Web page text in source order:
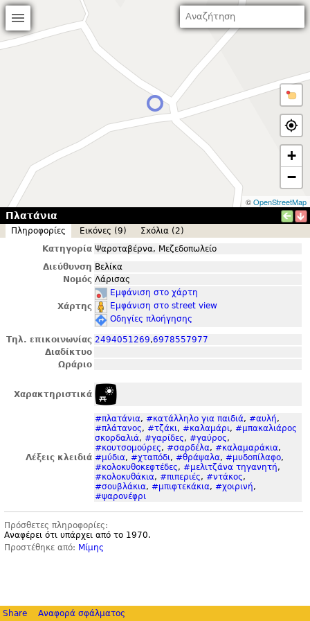
+
−
©OpenStreetMap
Πλατάνια
Πληροφορίες Εικόνες (9)
Σxόλια (2)
Κατηγορία Ψαροταβέρνα, Μεζεδοπωλείο
Διεύθυνση Βελίκα
Νομός Λάρισας
Χάρτης
Εμφάνιση στο χάρτη
Εμφάνιση στο street view
Οδηγίες πλοήγησης
Τηλ. επικοινωνίας 2494051269,6978557977
Διαδίκτυο
Ωράριο
Χαρακτηριστικά
Λέξεις κλειδιά
#πλατάνια, #κατάλληλο για παιδιά, #αυλή,
#πλάτανος, #τζάκι, #καλαμάρι, #μπακαλιάρος
σκορδαλιά, #γαρίδες, #γαύρος,
#κουτσομούρες, #σαρδέλα, #καλαμαράκια,
#μύδια, #χταπόδι, #θράψαλα, #μυδοπίλαφο,
#κολοκυθοκεφτέδες, #μελιτζάνα τηγανητή,
#κολοκυθάκια, #πιπεριές, #ντάκος,
#σουβλάκια, #μπιφτεκάκια, #χοιρινή,
#ψαρονέφρι
Πρόσθετες πληροφορίες:
Αναφέρει ότι υπάρχει από το 1970.
Προστέθηκε από: Μίμης
Share Αναφορά σφάλματος